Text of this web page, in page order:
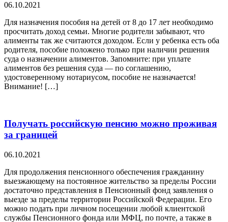
06.10.2021
Для назначения пособия на детей от 8 до 17 лет необходимо
просчитать доход семьи. Многие родители забывают, что
алименты так же считаются доходом. Если у ребенка есть оба
родителя, пособие положено только при наличии решения
суда о назначении алиментов. Запомните: при уплате
алиментов без решения суда — по соглашению,
удостоверенному нотариусом, пособие не назначается!
Внимание! […]
Получать российскую пенсию можно проживая
за границей
06.10.2021
Для продолжения пенсионного обеспечения гражданину
выезжающему на постоянное жительство за пределы России
достаточно представления в Пенсионный фонд заявления о
выезде за пределы территории Российской Федерации. Его
можно подать при личном посещении любой клиентской
службы Пенсионного фонда или МФЦ, по почте, а также в